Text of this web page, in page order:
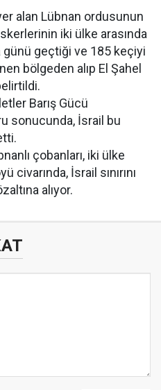
alan Lübnan ordusunun
iki ülke arasında
günü geçtiği ve 185 keçiyi
bölgeden alıp El Şahel
Barış Gücü
sonucunda, İsrail bu
çobanları, iki ülke
civarında, İsrail sınırını
alıyor.